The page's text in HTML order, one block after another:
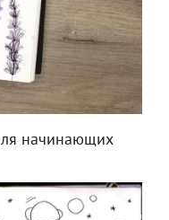
начинающих